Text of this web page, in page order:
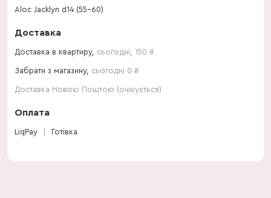
Aloc Jacklyn d14 (55-60)
Доставка
Доставка в квартиру, сьогодні 150 ₴
Забрати з магазину, сьогодні 0 ₴
Доставка Новою Поштою (очікується)
Оплата
LiqPay Готівка